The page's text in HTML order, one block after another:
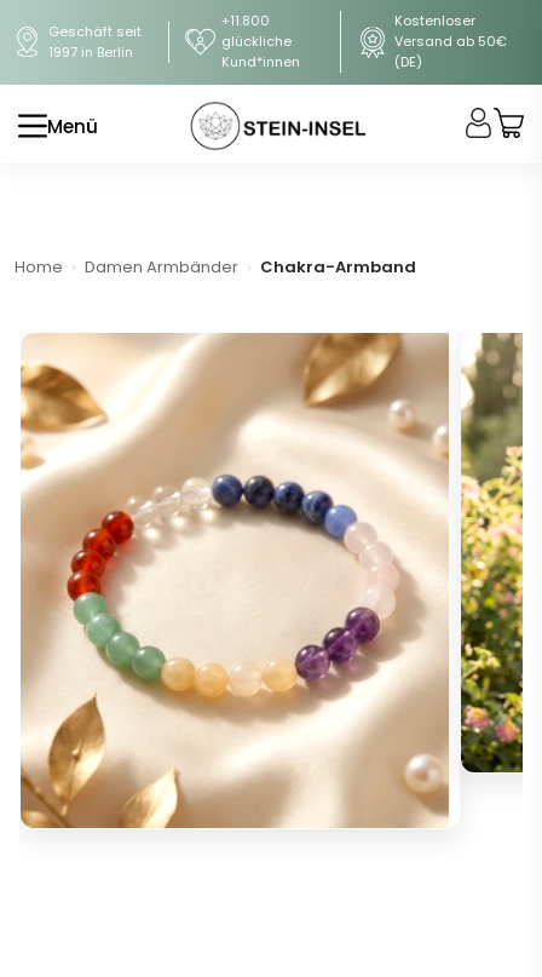
Geschäft seit
1997 in Berlin
+11.800
glückliche
Kund*innen
Kostenloser
Versand ab 50€
(DE)
Menü
Home Damen Armbänder Chakra-Armband